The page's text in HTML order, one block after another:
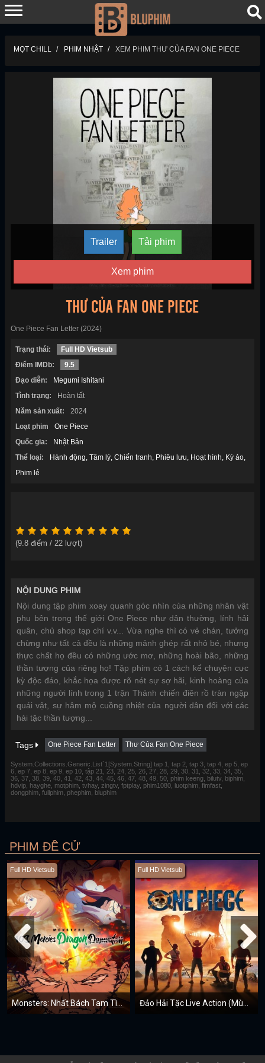
MỌT CHILL PHIM NHẬT XEM PHIM THƯ CỦA FAN ONE PIECE
Trailer Tải phim
Xem phim
THƯ CỦA FAN ONE PIECE
One Piece Fan Letter (2024)
Trạng thái:
Full HD Vietsub
Điểm IMDb:
9.5
Đạo diễn:
Megumi Ishitani
Tình trạng:
Hoàn tất
Năm sản xuất:
2024
Loạt phim
One Piece
Quốc gia:
Nhật Bản
Thể loại:
Hành động Tâm lý Chiến tranh Phiêu lưu Hoạt hình
Kỳ ảo
Phim lẻ
(9.8 điểm / 22 lượt)
NỘI DUNG PHIM
Nội dung tập phim xoay quanh góc nhìn của những nhân vật
phụ bên trong thế giới One Piece như dân thường, lính hải
quân, chủ shop tạp chí v.v... Vừa nghe thì có vẻ chán, tưởng
chừng như tất cả đều là những mảnh ghép rất nhỏ bé, nhưng
thực chất họ đều có những ước mơ, những hoài bão, những
thần tượng của riêng họ! Tập phim có 1 cách kể chuyện cực
kỳ độc đáo, khắc họa được rõ nét sự sợ hãi, kinh hoàng của
những người lính trong 1 trận Thánh chiến điên rồ tràn ngập
quái vật, sự hâm mộ cuồng nhiệt của người dân đối với các
hải tặc thần tượng...
Tags One Piece Fan Letter Thư Của Fan One Piece
System.Collections.Generic.List`1[System.String] tap 1, tap 2, tap 3, tap 4, ep 5, ep
6, ep 7, ep 8, ep 9, ep 10, tập 21, 23, 24, 25, 26, 27, 28, 29, 30, 31, 32, 33, 34, 35,
36, 37, 38, 39, 40, 41, 42, 43, 44, 45, 46, 47, 48, 49, 50, phim keeng, bilutv, biphim,
hdvip, hayghe, motphim, tvhay, zingtv, fptplay, phim1080, luotphim, fimfast,
dongphim, fullphim, phephim, bluphim
PHIM ĐỀ CỬ
Full HD Vietsub
Monsters: Nhất Bách Tam Tình - Phi Long Thị Cực
Full HD Vietsub